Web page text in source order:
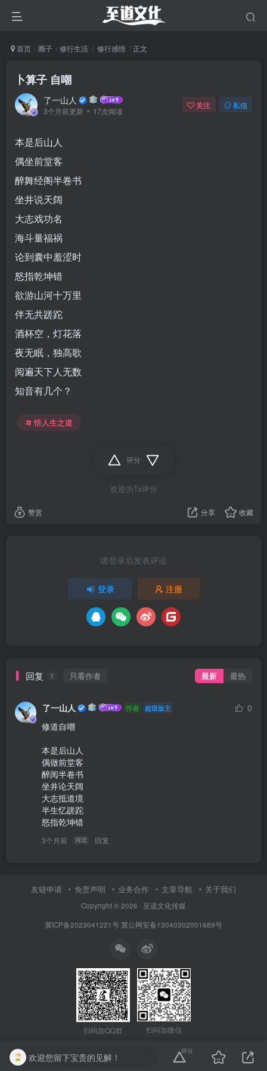
首页 圈子 修行生活 修行感悟 正文
卜算子 自嘲
了一山人
3个月前更新 17次阅读
关注 私信
本是后山人
偶坐前堂客
醉舞经阁半卷书
坐井说天阔
大志戏功名
海斗量福祸
论到囊中羞涩时
怒指乾坤错
欲游山河十万里
伴无共蹉跎
酒杯空，灯花落
夜无眠，独高歌
阅遍天下人无数
知音有几个？
悟人生之道
评分
欢迎为Ta评分
赞赏 分享 收藏
请登录后发表评论
登录 注册
回复 1 只看作者 最新 最热
了一山人 作者 超级版主
0
修道自嘲
本是后山人
偶做前堂客
醉阅半卷书
坐井论天阔
大志抵道境
半生忆蹉跎
怒指乾坤错
3个月前 河北 回复
友链申请 免责声明 业务合作 文章导航 关于我们
Copyright © 2026 · 至道文化传媒
冀ICP备2023041221号 冀公网安备13040302001689号
扫码加QQ群 扫码加微信
欢迎您留下宝贵的见解！
评分